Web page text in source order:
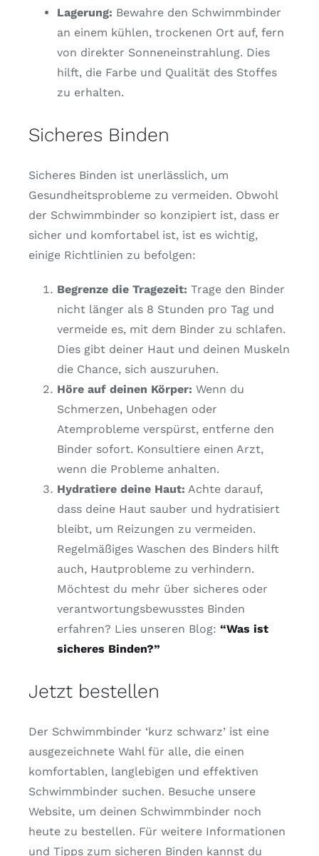
Lagerung: Bewahre den Schwimmbinder
an einem kühlen, trockenen Ort auf, fern
von direkter Sonneneinstrahlung. Dies
hilft, die Farbe und Qualität des Stoffes
zu erhalten.
Sicheres Binden
Sicheres Binden ist unerlässlich, um
Gesundheitsprobleme zu vermeiden. Obwohl
der Schwimmbinder so konzipiert ist, dass er
sicher und komfortabel ist, ist es wichtig,
einige Richtlinien zu befolgen:
Begrenze die Tragezeit: Trage den Binder
nicht länger als 8 Stunden pro Tag und
vermeide es, mit dem Binder zu schlafen.
Dies gibt deiner Haut und deinen Muskeln
die Chance, sich auszuruhen.
Höre auf deinen Körper: Wenn du
Schmerzen, Unbehagen oder
Atemprobleme verspürst, entferne den
Binder sofort. Konsultiere einen Arzt,
wenn die Probleme anhalten.
Hydratiere deine Haut: Achte darauf,
dass deine Haut sauber und hydratisiert
bleibt, um Reizungen zu vermeiden.
Regelmäßiges Waschen des Binders hilft
auch, Hautprobleme zu verhindern.
Möchtest du mehr über sicheres oder
verantwortungsbewusstes Binden
erfahren? Lies unseren Blog: “Was ist
sicheres Binden?”
Jetzt bestellen
Der Schwimmbinder ‘kurz schwarz’ ist eine
ausgezeichnete Wahl für alle, die einen
komfortablen, langlebigen und effektiven
Schwimmbinder suchen. Besuche unsere
Website, um deinen Schwimmbinder noch
heute zu bestellen. Für weitere Informationen
und Tipps zum sicheren Binden kannst du